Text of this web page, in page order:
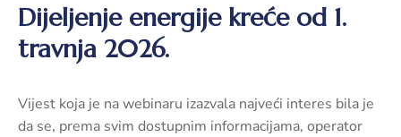
Dijeljenje energije kreće od 1.
travnja 2026.
Vijest koja je na webinaru izazvala najveći interes bila je
da se, prema svim dostupnim informacijama, operator